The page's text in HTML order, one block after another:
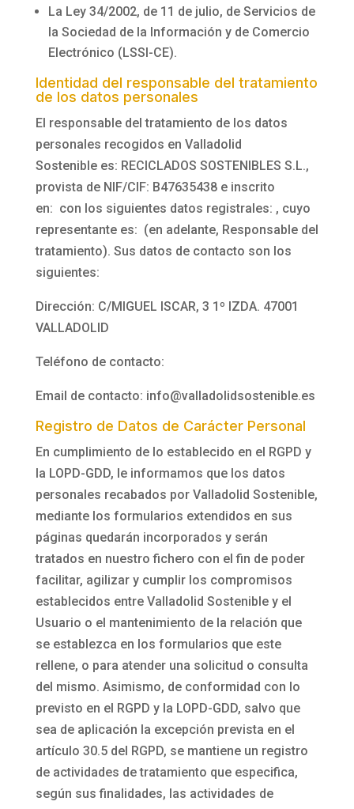
La Ley 34/2002, de 11 de julio, de Servicios de
la Sociedad de la Información y de Comercio
Electrónico (LSSI-CE).
Identidad del responsable del tratamiento
de los datos personales
El responsable del tratamiento de los datos
personales recogidos en Valladolid
Sosteniblees: RECICLADOS SOSTENIBLES S.L.,
provista de NIF/CIF: B47635438e inscrito
en: con los siguientes datos registrales: , cuyo
representante es: (en adelante, Responsable del
tratamiento). Sus datos de contacto son los
siguientes:
Dirección: C/MIGUEL ISCAR, 3 1º IZDA. 47001
VALLADOLID
Teléfono de contacto:
Email de contacto: info@valladolidsostenible.es
Registro de Datos de Carácter Personal
En cumplimiento de lo establecido en el RGPD y
la LOPD-GDD, le informamos que los datos
personales recabados por Valladolid Sostenible,
mediante los formularios extendidos en sus
páginas quedarán incorporados y serán
tratados en nuestro fichero con el fin de poder
facilitar, agilizar y cumplir los compromisos
establecidos entre Valladolid Sostenibley el
Usuario o el mantenimiento de la relación que
se establezca en los formularios que este
rellene, o para atender una solicitud o consulta
del mismo. Asimismo, de conformidad con lo
previsto en el RGPD y la LOPD-GDD, salvo que
sea de aplicación la excepción prevista en el
artículo 30.5 del RGPD, se mantiene un registro
de actividades de tratamiento que especifica,
según sus finalidades, las actividades de